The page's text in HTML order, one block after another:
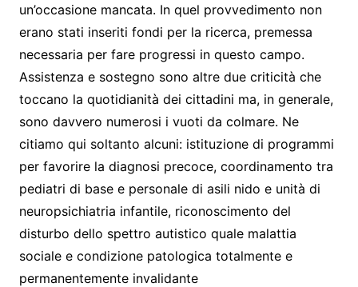
un’occasione mancata. In quel provvedimento non
erano stati inseriti fondi per la ricerca, premessa
necessaria per fare progressi in questo campo.
Assistenza e sostegno sono altre due criticità che
toccano la quotidianità dei cittadini ma, in generale,
sono davvero numerosi i vuoti da colmare. Ne
citiamo qui soltanto alcuni: istituzione di programmi
per favorire la diagnosi precoce, coordinamento tra
pediatri di base e personale di asili nido e unità di
neuropsichiatria infantile, riconoscimento del
disturbo dello spettro autistico quale malattia
sociale e condizione patologica totalmente e
permanentemente invalidante